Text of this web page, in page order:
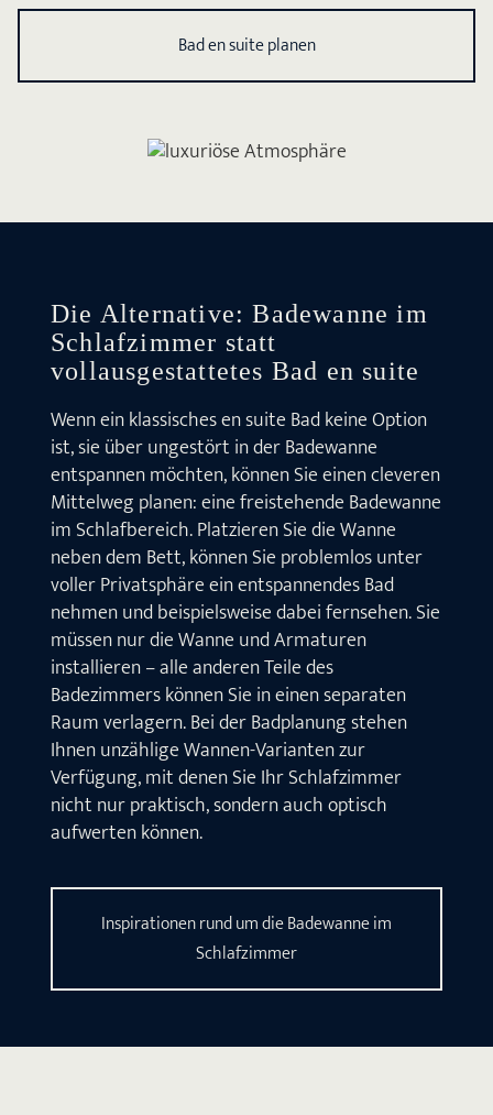
Bad en suite planen
Die Alternative: Badewanne im
Schlafzimmer statt
vollausgestattetes Bad en suite
Wenn ein klassisches en suite Bad keine Option
ist, sie über ungestört in der Badewanne
entspannen möchten, können Sie einen cleveren
Mittelweg planen: eine freistehende Badewanne
im Schlafbereich. Platzieren Sie die Wanne
neben dem Bett, können Sie problemlos unter
voller Privatsphäre ein entspannendes Bad
nehmen und beispielsweise dabei fernsehen. Sie
müssen nur die Wanne und Armaturen
installieren – alle anderen Teile des
Badezimmers können Sie in einen separaten
Raum verlagern. Bei der Badplanung stehen
Ihnen unzählige Wannen-Varianten zur
Verfügung, mit denen Sie Ihr Schlafzimmer
nicht nur praktisch, sondern auch optisch
aufwerten können.
Inspirationen rund um die Badewanne im
Schlafzimmer